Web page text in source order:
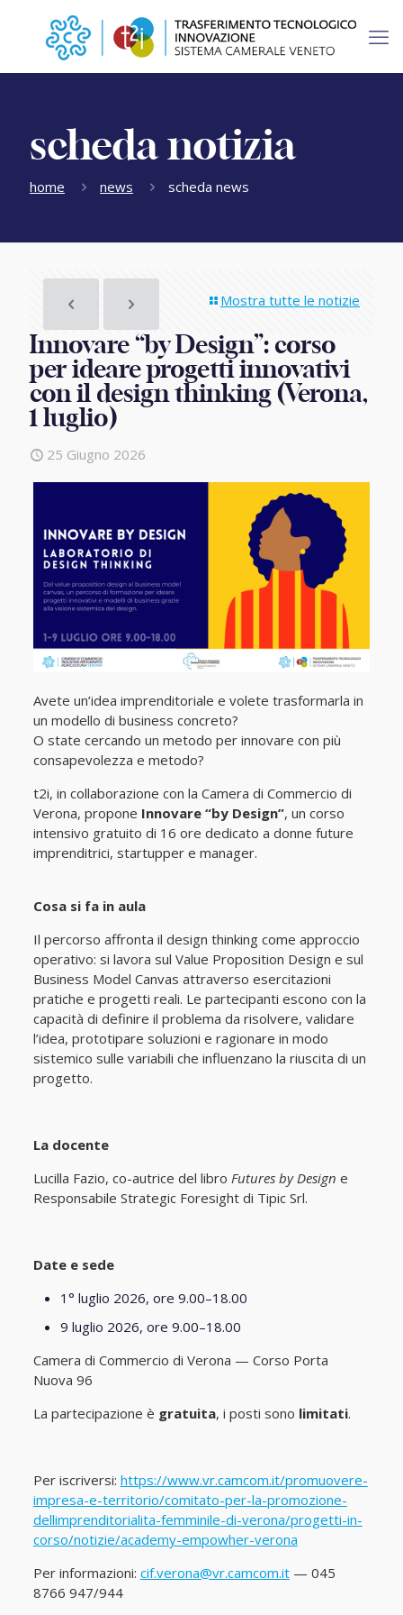
scheda notizia
home news scheda news
Mostra tutte le notizie
Innovare “by Design”: corso
per ideare progetti innovativi
con il design thinking (Verona,
1 luglio)
25 Giugno 2026
Avete un’idea imprenditoriale e volete trasformarla in
un modello di business concreto?
O state cercando un metodo per innovare con più
consapevolezza e metodo?
t2i, in collaborazione con la Camera di Commercio di
Verona, propone Innovare “by Design”, un corso
intensivo gratuito di 16 ore dedicato a donne future
imprenditrici, startupper e manager.
Cosa si fa in aula
Il percorso affronta il design thinking come approccio
operativo: si lavora sul Value Proposition Design e sul
Business Model Canvas attraverso esercitazioni
pratiche e progetti reali. Le partecipanti escono con la
capacità di definire il problema da risolvere, validare
l’idea, prototipare soluzioni e ragionare in modo
sistemico sulle variabili che influenzano la riuscita di un
progetto.
La docente
Lucilla Fazio, co-autrice del libro Futures by Design e
Responsabile Strategic Foresight di Tipic Srl.
Date e sede
1° luglio 2026, ore 9.00–18.00
9 luglio 2026, ore 9.00–18.00
Camera di Commercio di Verona — Corso Porta
Nuova 96
La partecipazione è gratuita, i posti sono limitati.
Per iscriversi: https://www.vr.camcom.it/promuovere-
impresa-e-territorio/comitato-per-la-promozione-
dellimprenditorialita-femminile-di-verona/progetti-in-
corso/notizie/academy-empowher-verona
Per informazioni: cif.verona@vr.camcom.it— 045
8766 947/944